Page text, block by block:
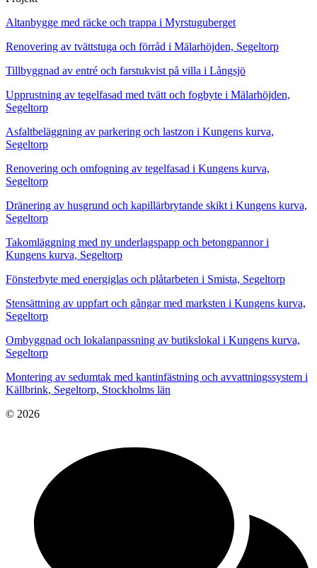
Altanbygge med räcke och trappa i Myrstuguberget
Renovering av tvättstuga och förråd i Mälarhöjden, Segeltorp
Tillbyggnad av entré och farstukvist på villa i Långsjö
Upprustning av tegelfasad med tvätt och fogbyte i Mälarhöjden,
Segeltorp
Asfaltbeläggning av parkering och lastzon i Kungens kurva,
Segeltorp
Renovering och omfogning av tegelfasad i Kungens kurva,
Segeltorp
Dränering av husgrund och kapillärbrytande skikt i Kungens kurva,
Segeltorp
Takomläggning med ny underlagspapp och betongpannor i
Kungens kurva, Segeltorp
Fönsterbyte med energiglas och plåtarbeten i Smista, Segeltorp
Stensättning av uppfart och gångar med marksten i Kungens kurva,
Segeltorp
Ombyggnad och lokalanpassning av butikslokal i Kungens kurva,
Segeltorp
Montering av sedumtak med kantinfästning och avvattningssystem i
Källbrink, Segeltorp, Stockholms län
© 2026